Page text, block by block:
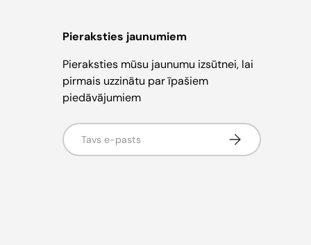
Pieraksties jaunumiem
Pieraksties mūsu jaunumu izsūtnei, lai
pirmais uzzinātu par īpašiem
piedāvājumiem
E-pasts Pieteikties